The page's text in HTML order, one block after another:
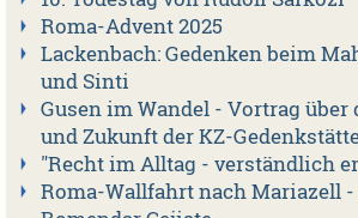
Roma-Advent 2025
Lackenbach: Gedenken beim
und Sinti
Gusen im Wandel - Vortrag über
und Zukunft der KZ-
"Recht im Alltag - verständlich
Roma-Wallfahrt nach Mariazell -